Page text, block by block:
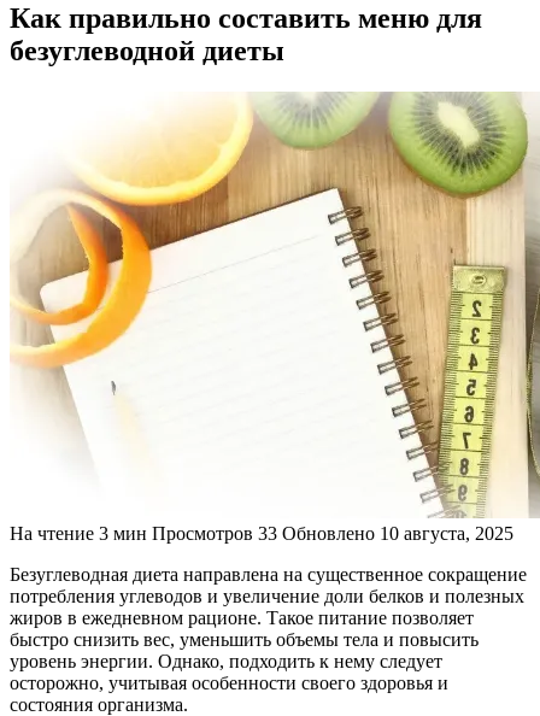
Как правильно составить меню для
безуглеводной диеты
На чтение 3 мин Просмотров 33 Обновлено 10 августа, 2025
Безуглеводная диета направлена на существенное сокращение
потребления углеводов и увеличение доли белков и полезных
жиров в ежедневном рационе. Такое питание позволяет
быстро снизить вес, уменьшить объемы тела и повысить
уровень энергии. Однако, подходить к нему следует
осторожно, учитывая особенности своего здоровья и
состояния организма.